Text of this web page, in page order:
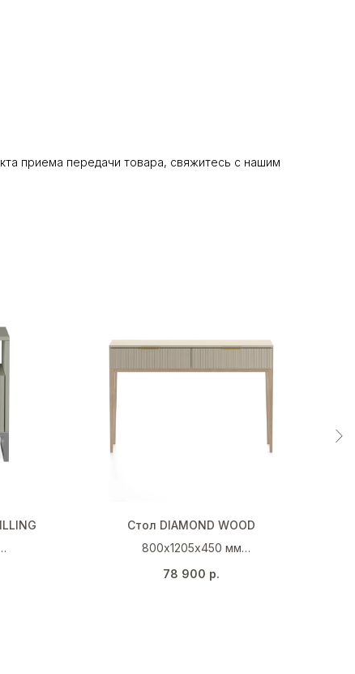
приема передачи товара, свяжитесь с нашим
Стол DIAMOND WOOD
800х1205х450 мм
Светлый дуб
78 900 р.